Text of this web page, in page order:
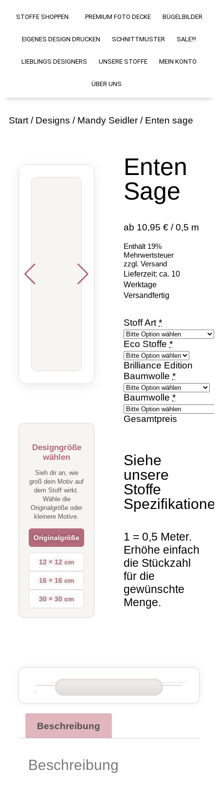
STOFFE SHOPPEN PREMIUM FOTO DECKE BÜGELBILDER
EIGENES DESIGN DRUCKEN SCHNITTMUSTER SALE!!!
LIEBLINGS DESIGNERS UNSERE STOFFE MEIN KONTO
ÜBER UNS
Start / Designs / Mandy Seidler / Enten sage
Designgröße
wählen
Sieh dir an, wie
groß dein Motiv auf
dem Stoff wirkt.
Wähle die
Originalgröße oder
kleinere Motive.
Originalgröße
12 × 12 cm
16 × 16 cm
30 × 30 cm
Enten
Sage
ab 10,95 € / 0,5 m
Enthält 19%
Mehrwertsteuer
zzgl. Versand
Lieferzeit: ca. 10
Werktage
Versandfertig
Stoff Art *
Eco Stoffe *
Brilliance Edition
Baumwolle *
Baumwolle *
Gesamtpreis
Siehe
unsere
Stoffe
1 = 0,5 Meter.
Erhöhe einfach
die Stückzahl
für die
gewünschte
Menge.
Beschreibung
Beschreibung